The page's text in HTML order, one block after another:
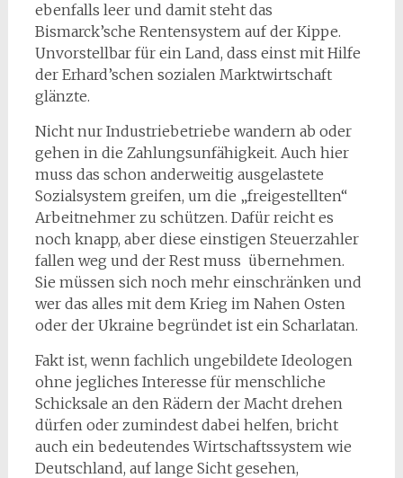
ebenfalls leer und damit steht das
Bismarck’sche Rentensystem auf der Kippe.
Unvorstellbar für ein Land, dass einst mit Hilfe
der Erhard’schen sozialen Marktwirtschaft
glänzte.
Nicht nur Industriebetriebe wandern ab oder
gehen in die Zahlungsunfähigkeit. Auch hier
muss das schon anderweitig ausgelastete
Sozialsystem greifen, um die „freigestellten“
Arbeitnehmer zu schützen. Dafür reicht es
noch knapp, aber diese einstigen Steuerzahler
fallen weg und der Rest muss übernehmen.
Sie müssen sich noch mehr einschränken und
wer das alles mit dem Krieg im Nahen Osten
oder der Ukraine begründet ist ein Scharlatan.
Fakt ist, wenn fachlich ungebildete Ideologen
ohne jegliches Interesse für menschliche
Schicksale an den Rädern der Macht drehen
dürfen oder zumindest dabei helfen, bricht
auch ein bedeutendes Wirtschaftssystem wie
Deutschland, auf lange Sicht gesehen,